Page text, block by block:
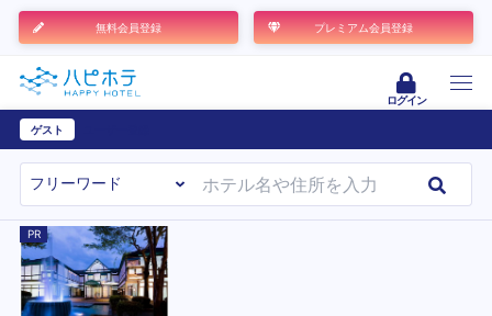
無料会員登録 プレミアム会員登録
ログイン
ゲスト
PR